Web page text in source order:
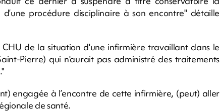
procédure disciplinaire à son encontre" détaille
de la situation d'une infirmière travaillant dans le
Pierre) qui n'aurait pas administré des traitements
engagée à l’encontre de cette infirmière, (peut) aller
de santé.